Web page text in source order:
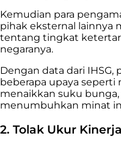
Kemudian para
pihak eksternal lainnya
tentang tingkat
negaranya.
Dengan data dari
beberapa upaya
menaikkan suku
menumbuhkan minat
2. Tolak Ukur